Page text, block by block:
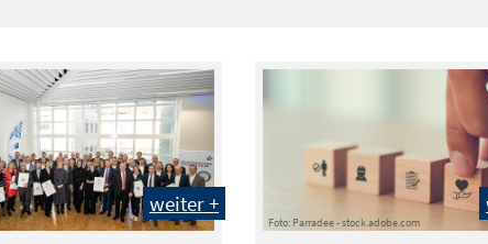
weiter +
Foto: Parradee - stock.adobe.com